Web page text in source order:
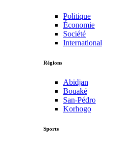
Politique
Économie
Société
International
Régions
Abidjan
Bouaké
San-Pédro
Korhogo
Sports